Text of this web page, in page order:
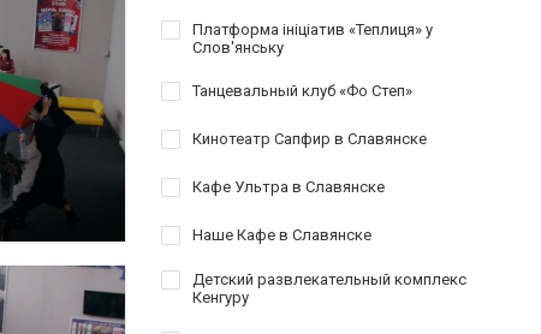
Платформа ініціатив «Теплиця» у
Слов'янську
Танцевальный клуб «Фо Степ»
Кинотеатр Сапфир в Славянске
Кафе Ультра в Славянске
Наше Кафе в Славянске
Детский развлекательный комплекс
Кенгуру